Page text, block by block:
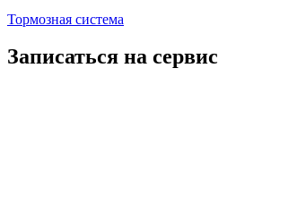
Тормозная система
Записаться на сервис